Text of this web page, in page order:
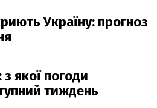
Україну: прогноз
якої погоди
тиждень